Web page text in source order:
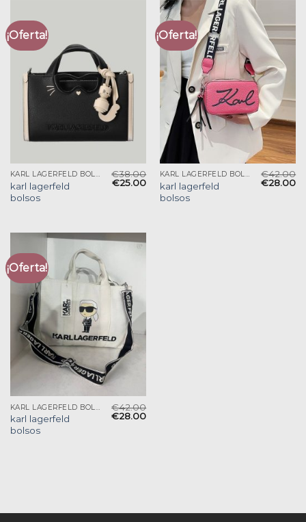
¡Oferta!
KARL LAGERFELD BOLSOS
karl lagerfeld
bolsos
€38.00
€25.00
¡Oferta!
KARL LAGERFELD BOLSOS
karl lagerfeld
bolsos
€42.00
€28.00
¡Oferta!
karl lagerfeld
bolsos
€42.00
€28.00